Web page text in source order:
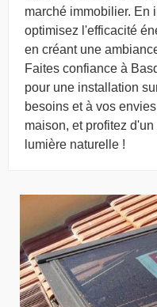
marché immobilier. En
optimisez l'efficacité
en créant une
Faites confiance à
pour une installation
besoins et à vos
maison, et profitez
lumière naturelle !